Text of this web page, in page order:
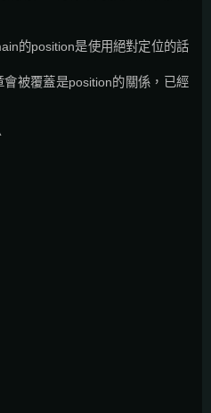
的position是使用絕對定位的話
被覆蓋是position的關係，已經